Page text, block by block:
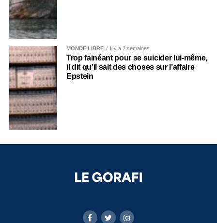
MONDE LIBRE Il y a 2 semaines
Trop fainéant pour se suicider lui-même,
il dit qu’il sait des choses sur l’affaire
Epstein